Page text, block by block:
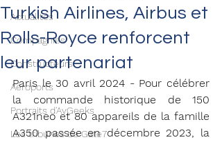
Actualités
Compagnies
Constructeurs
Aéroports
Portraits d'AvGeeks
Les tribunes de Gate7
Turkish Airlines, Airbus et
Rolls-Royce renforcent
leur partenariat
Paris le 30 avril 2024 - Pour célébrer
la commande historique de 150
A321neo et 80 appareils de la famille
A350 passée en décembre 2023, la